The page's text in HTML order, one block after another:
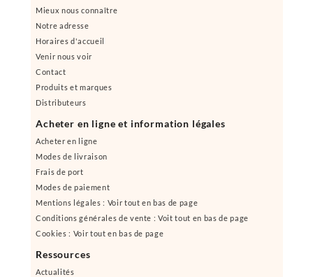
Mieux nous connaître
Notre adresse
Horaires d'accueil
Venir nous voir
Contact
Produits et marques
Distributeurs
Acheter en ligne et information légales
Acheter en ligne
Modes de livraison
Frais de port
Modes de paiement
Mentions légales : Voir tout en bas de page
Conditions générales de vente : Voit tout en bas de page
Cookies : Voir tout en bas de page
Ressources
Actualités